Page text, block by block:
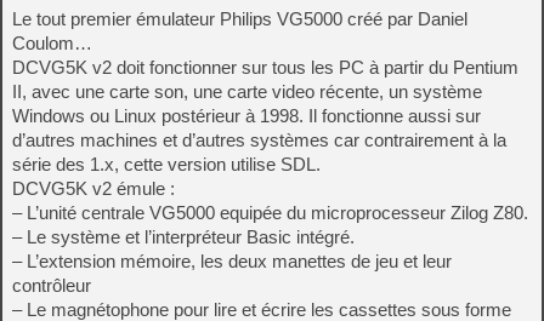
Le tout premier émulateur Philips VG5000 créé par Daniel
Coulom…
DCVG5K v2 doit fonctionner sur tous les PC à partir du Pentium
II, avec une carte son, une carte video récente, un système
Windows ou Linux postérieur à 1998. Il fonctionne aussi sur
d’autres machines et d’autres systèmes car contrairement à la
série des 1.x, cette version utilise SDL.
DCVG5K v2 émule :
– L’unité centrale VG5000 equipée du microprocesseur Zilog Z80.
– Le système et l’interpréteur Basic intégré.
– L’extension mémoire, les deux manettes de jeu et leur
contrôleur
– Le magnétophone pour lire et écrire les cassettes sous forme